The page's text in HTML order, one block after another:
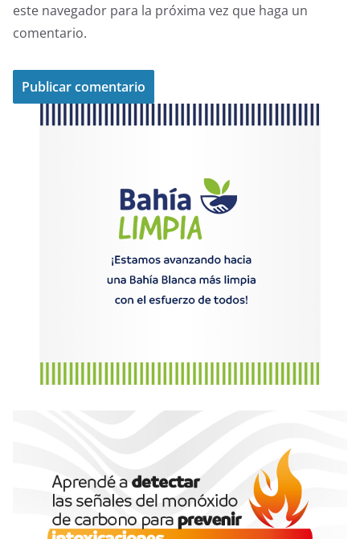
este navegador para la próxima vez que haga un
comentario.